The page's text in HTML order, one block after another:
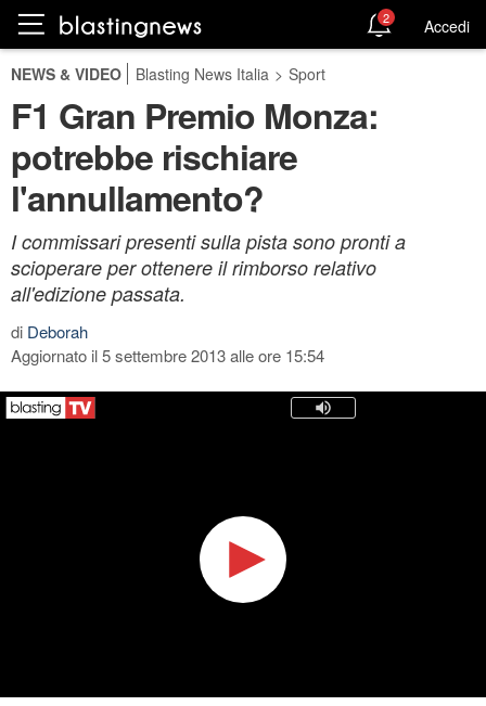
2 Accedi
NEWS & VIDEO Blasting News Italia > Sport
F1 Gran Premio Monza:
potrebbe rischiare
l'annullamento?
I commissari presenti sulla pista sono pronti a
scioperare per ottenere il rimborso relativo
all'edizione passata.
di Deborah
Aggiornato il 5 settembre 2013 alle ore 15:54